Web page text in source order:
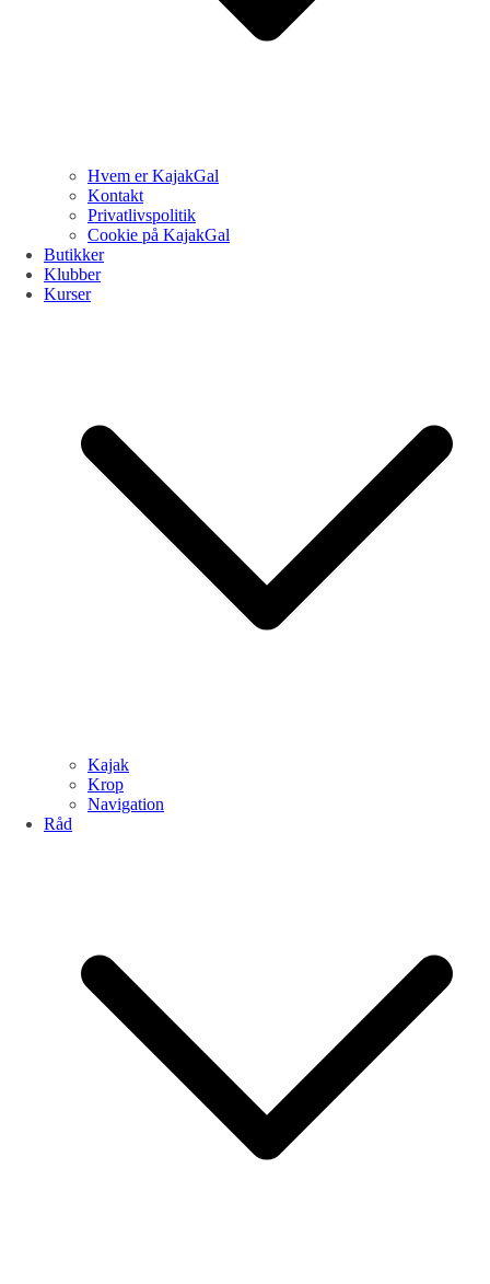
Hvem er KajakGal
Kontakt
Privatlivspolitik
Cookie på KajakGal
Butikker
Klubber
Kurser
Kajak
Krop
Navigation
Råd